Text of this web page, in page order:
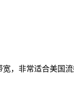
，非常适合美国